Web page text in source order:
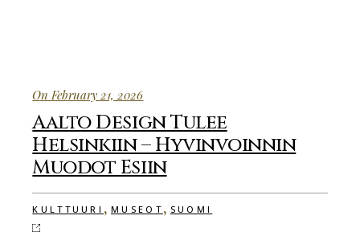
On February 21, 2026
Aalto Design Tulee
Helsinkiin – Hyvinvoinnin
Muodot Esiin
KULTTUURI ,MUSEOT , SUOMI